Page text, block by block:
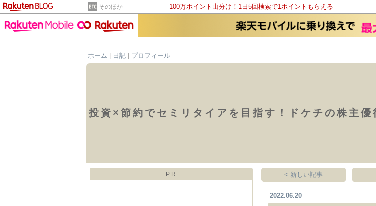
そのほか 100万ポイント山分け！1日5回検索で1ポイントもらえる
ホーム
日記 プロフィール
投資×節約でセミリタイアを目指す！ドケチの株主優
PR < 新しい記事
2022.06.20